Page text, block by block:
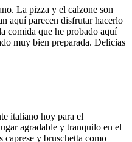
La pizza y el calzone son
aquí parecen disfrutar hacerlo
comida que he probado aquí
muy bien preparada. Delicias
italiano hoy para el
agradable y tranquilo en el
y bruschetta como